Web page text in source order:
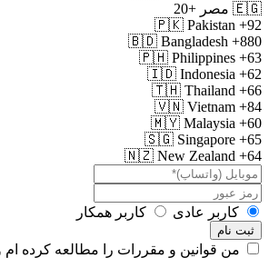
🇪🇬 مصر +20
🇵🇰 Pakistan +92
🇧🇩 Bangladesh +880
🇵🇭 Philippines +63
🇮🇩 Indonesia +62
🇹🇭 Thailand +66
🇻🇳 Vietnam +84
🇲🇾 Malaysia +60
🇸🇬 Singapore +65
🇳🇿 New Zealand +64
کاربر عادی کاربر همکار
من قوانین و مقررات را مطالعه کرده ام